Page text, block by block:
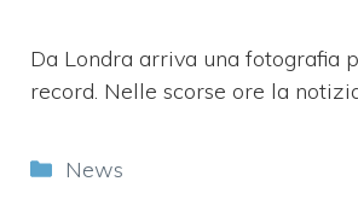
Da Londra arriva una fotografia
record. Nelle scorse ore la
Categorie
News